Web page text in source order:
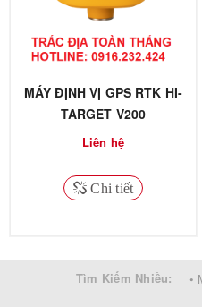
MÁY ĐỊNH VỊ GPS RTK HI-
TARGET V200
Liên hệ
Chi tiết
Tìm Kiếm Nhiều: •